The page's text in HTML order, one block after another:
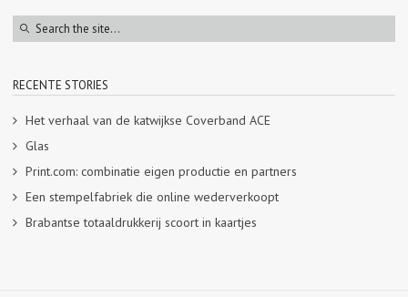
RECENTE STORIES
Het verhaal van de katwijkse Coverband ACE
Glas
Print.com: combinatie eigen productie en partners
Een stempelfabriek die online wederverkoopt
Brabantse totaaldrukkerij scoort in kaartjes